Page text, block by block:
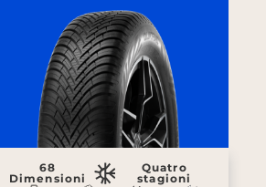
68
Dimensioni
Quatro
stagioni